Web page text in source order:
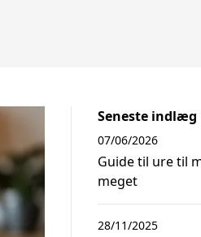
Seneste indlæg
Guide til ure til
meget
07/06/2026
28/11/2025